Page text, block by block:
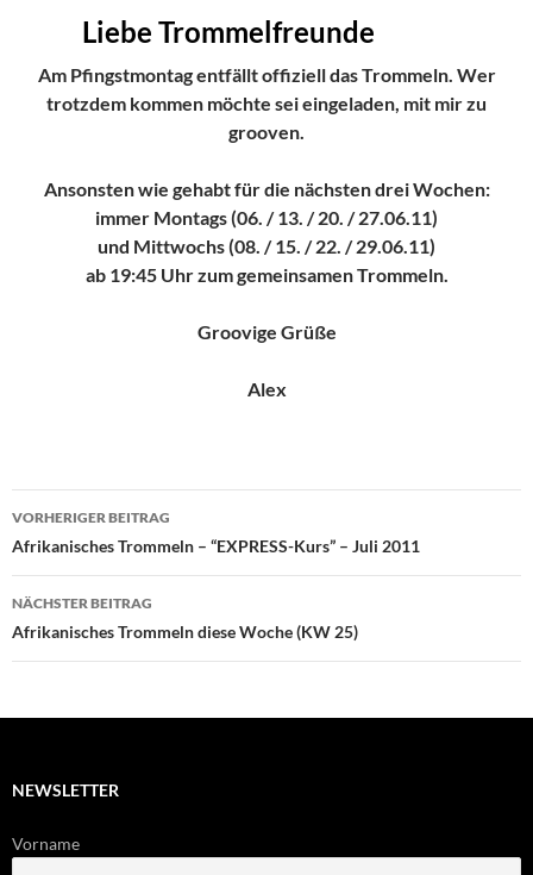
Liebe Trommelfreunde
Am Pfingstmontag entfällt offiziell das Trommeln. Wer
trotzdem kommen möchte sei eingeladen, mit mir zu
grooven.
Ansonsten wie gehabt für die nächsten drei Wochen:
immer Montags (06. / 13. / 20. / 27.06.11)
und Mittwochs (08. / 15. / 22. / 29.06.11)
ab 19:45 Uhr zum gemeinsamen Trommeln.
Groovige Grüße
Alex
Beitragsnavigation
VORHERIGER BEITRAG
Afrikanisches Trommeln – “EXPRESS-Kurs” – Juli 2011
NÄCHSTER BEITRAG
Afrikanisches Trommeln diese Woche (KW 25)
NEWSLETTER
Vorname